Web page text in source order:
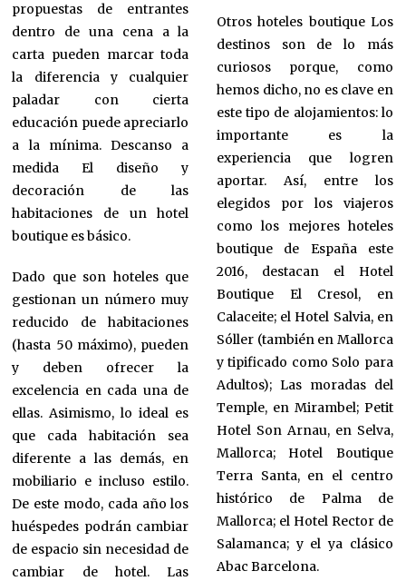
propuestas de entrantes
dentro de una cena a la
carta pueden marcar toda
la diferencia y cualquier
paladar con cierta
educación puede apreciarlo
a la mínima. Descanso a
medida El diseño y
decoración de las
habitaciones de un hotel
boutique es básico.
Dado que son hoteles que
gestionan un número muy
reducido de habitaciones
(hasta 50 máximo), pueden
y deben ofrecer la
excelencia en cada una de
ellas. Asimismo, lo ideal es
que cada habitación sea
diferente a las demás, en
mobiliario e incluso estilo.
De este modo, cada año los
huéspedes podrán cambiar
de espacio sin necesidad de
cambiar de hotel. Las
Otros hoteles boutique Los
destinos son de lo más
curiosos porque, como
hemos dicho, no es clave en
este tipo de alojamientos: lo
importante es la
experiencia que logren
aportar. Así, entre los
elegidos por los viajeros
como los mejores hoteles
boutique de España este
2016, destacan el Hotel
Boutique El Cresol, en
Calaceite; el Hotel Salvia, en
Sóller (también en Mallorca
y tipificado como Solo para
Adultos); Las moradas del
Temple, en Mirambel; Petit
Hotel Son Arnau, en Selva,
Mallorca; Hotel Boutique
Terra Santa, en el centro
histórico de Palma de
Mallorca; el Hotel Rector de
Salamanca; y el ya clásico
Abac Barcelona.